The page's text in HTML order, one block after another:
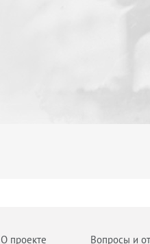
О проекте Вопросы и